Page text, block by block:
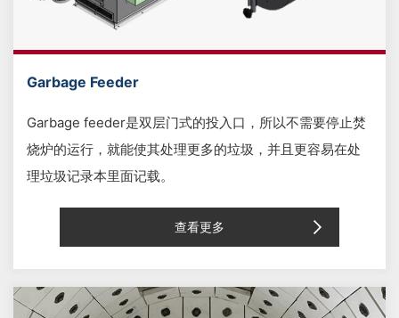
Garbage Feeder
Garbage feeder是双层门式的投入口，所以不需要停止焚
烧炉的运行，就能使其处理更多的垃圾，并且更容易在处
理垃圾记录本里面记载。
查看更多